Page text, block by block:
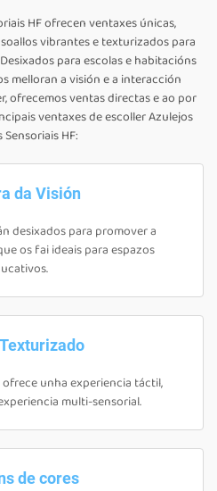
HF ofrecen ventaxes únicas,
vibrantes e texturizados para
para escolas e habitacións
melloran a visión e a interacción
ofrecemos ventas directas e ao por
ventaxes de escoller Azulejos
HF:
da Visión
desixados para promover a
os fai ideais para espazos
unha experiencia táctil,
multi-sensorial.
de cores